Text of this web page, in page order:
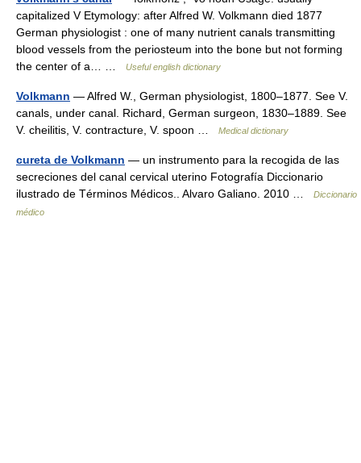
capitalized V Etymology: after Alfred W. Volkmann died 1877
German physiologist : one of many nutrient canals transmitting
blood vessels from the periosteum into the bone but not forming
the center of a… …
Useful english dictionary
Volkmann — Alfred W., German physiologist, 1800–1877. See V.
canals, under canal. Richard, German surgeon, 1830–1889. See
V. cheilitis, V. contracture, V. spoon …
Medical dictionary
cureta de Volkmann — un instrumento para la recogida de las
secreciones del canal cervical uterino Fotografía Diccionario
ilustrado de Términos Médicos.. Alvaro Galiano. 2010 …
Diccionario
médico